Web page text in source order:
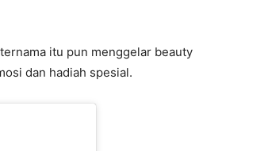
ternama itu pun menggelar beauty
dan hadiah spesial.